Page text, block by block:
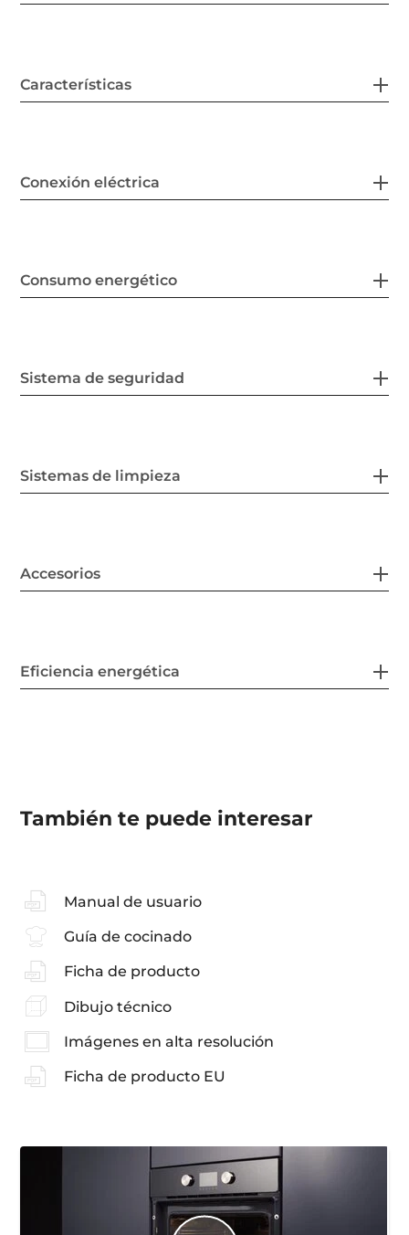
Características
Conexión eléctrica
Consumo energético
Sistema de seguridad
Sistemas de limpieza
Accesorios
Eficiencia energética
También te puede interesar
Manual de usuario
Guía de cocinado
Ficha de producto
Dibujo técnico
Imágenes en alta resolución
Ficha de producto EU